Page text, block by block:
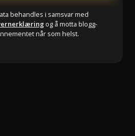
behandles i samsvar med
og å motta blogg-
når som helst.